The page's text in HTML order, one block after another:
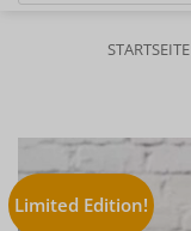
STARTSEITE
Limited Edition!